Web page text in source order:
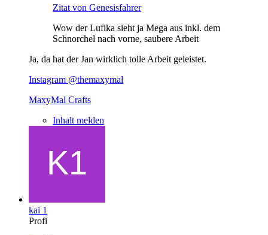
Zitat von Genesisfahrer
Wow der Lufika sieht ja Mega aus inkl. dem
Schnorchel nach vorne, saubere Arbeit
Ja, da hat der Jan wirklich tolle Arbeit geleistet.
Instagram @themaxymal
MaxyMal Crafts
Inhalt melden
kai 1
Profi